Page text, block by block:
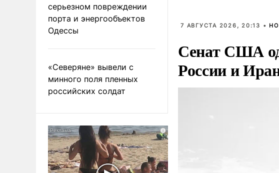
серьезном повреждении
порта и энергообъектов
Одессы
«Северяне» вывели с
минного поля пленных
российских солдат
7 АВГУСТА 2026, 20:13 •
Сенат США
России и